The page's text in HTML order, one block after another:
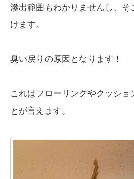
滲出範囲もわかりませんし、
けます。
臭い戻りの原因となります！
これはフローリングやクッショ
とが言えます。